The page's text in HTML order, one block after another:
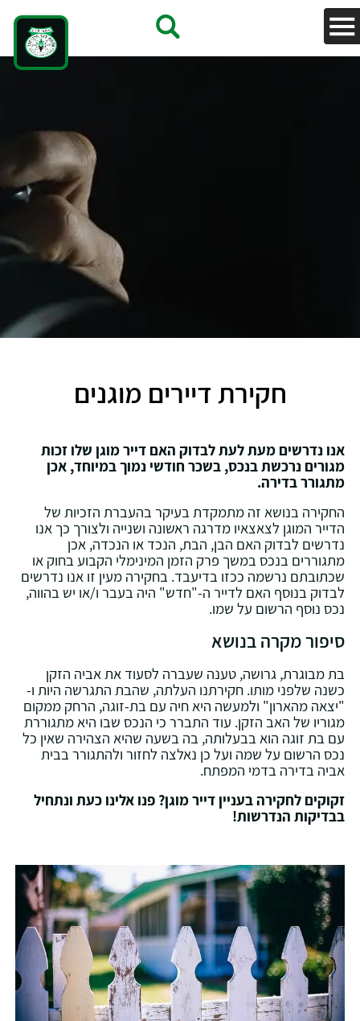
חקירת דיירים מוגנים
אנו נדרשים מעת לעת לבדוק האם דייר מוגן שלו זכות
מגורים נרכשת בנכס,בשכר חודשי נמוך במיוחד, אכן
מתגורר בדירה.
החקירה בנושא זה מתמקדת בעיקר בהעברת הזכיות של
הדייר המוגן לצאצאיו מדרגה ראשונה ושנייה ולצורך כך אנו
נדרשים לבדוק האם הבן, הבת, הנכד או הנכדה, אכן
מתגוררים בנכס במשך פרק הזמן המינימלי הקבוע בחוק או
שכתובתם נרשמה ככזו בדיעבד. בחקירה מעין זו אנו נדרשים
לבדוק בנוסף האם לדייר ה-"חדש" היה בעבר ו/או יש בהווה,
נכס נוסף הרשום על שמו.
סיפור מקרה בנושא
בת מבוגרת, גרושה, טענה שעברה לסעוד את אביה הזקן
כשנה שלפני מותו. חקירתנו העלתה, שהבת התגרשה היות ו-
"יצאה מהארון" ולמעשה היא חיה עם בת-זוגה, הרחק ממקום
מגוריו של האב הזקן. עוד התברר כי הנכס שבו היא מתגוררת
עם בת זוגה הוא בבעלותה, בה בשעה שהיא הצהירה שאין כל
נכס הרשום על שמה ועל כן נאלצה לחזור ולהתגורר בבית
אביה בדירה בדמי המפתח.
זקוקים לחקירה בעניין דייר מוגן? פנו אלינו כעת ונתחיל
בבדיקות הנדרשות!